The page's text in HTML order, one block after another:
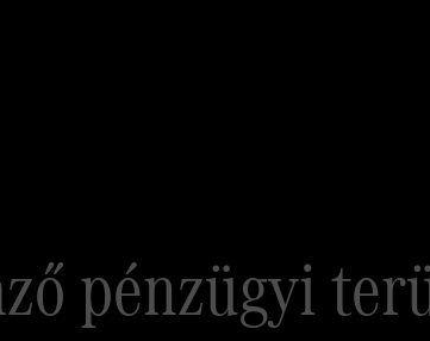
pénzügyi